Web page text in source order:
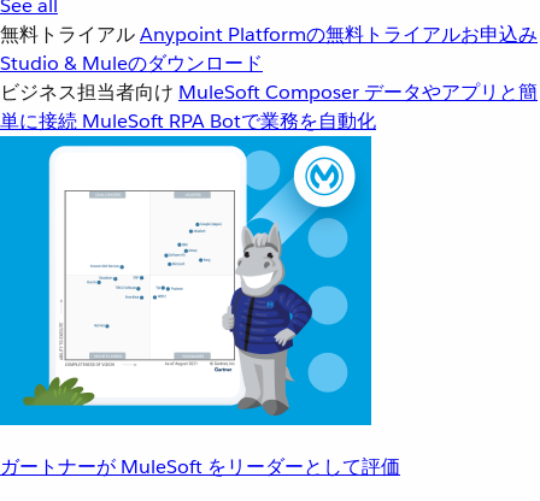
See all
無料トライアルAnypoint Platformの無料トライアルお申込み
Studio & Muleのダウンロード
ビジネス担当者向け MuleSoft Composer データやアプリと簡
単に接続 MuleSoft RPA Botで業務を自動化
ガートナーが MuleSoft をリーダーとして評価